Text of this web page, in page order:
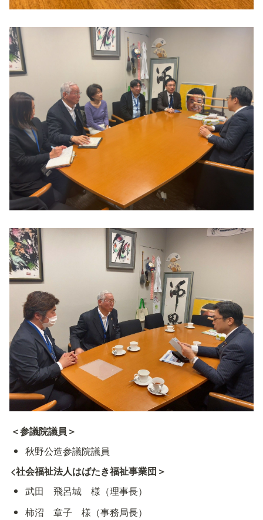
＜参議院議員＞
秋野公造参議院議員
<社会福祉法人はばたき福祉事業団＞
武田　飛呂城　様（理事長）
柿沼　章子　様（事務局長）